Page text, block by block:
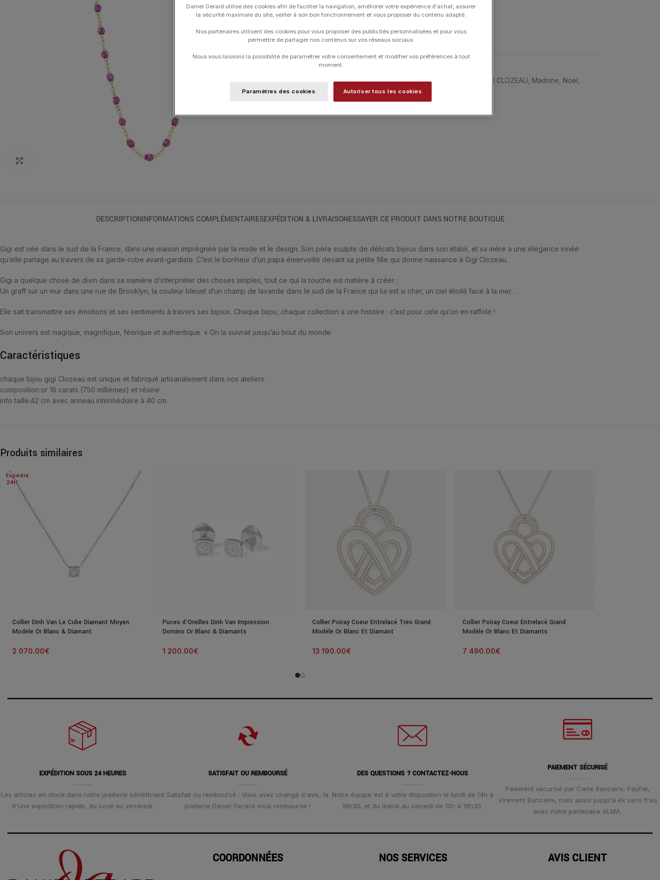
MATIÈRE Effacer
UGS :B1CO002
Catégories : 24H-GIGI, Bijoux Noël, Colliers GIGI CLOZEAU Madone Noël
Typologies
DESCRIPTIONINFORMATIONS COMPLÉMENTAIRESEXPÉDITION & LIVRAISONESSAYER CE PRODUIT DANS NOTRE BOUTIQUE
Gigi est née dans le sud de la France, dans une maison imprégnée par la mode et le design. Son père sculpte de délicats bijoux dans son établi, et sa mère a une élégance innée
qu’elle partage au travers de sa garde-robe avant-gardiste. C’est le bonheur d’un papa émerveillé devant sa petite fille qui donne naissance à Gigi Clozeau.
Gigi a quelque chose de divin dans sa manière d’interpréter des choses simples, tout ce qui la touche est matière à créer :
Un graff sur un mur dans une rue de Brooklyn, la couleur bleuet d’un champ de lavande dans le sud de la France qui lui est si cher, un ciel étoilé face à la mer…
Elle sait transmettre ses émotions et ses sentiments à travers ses bijoux. Chaque bijou, chaque collection a une histoire : c’est pour cela qu’on en raffole !
Son univers est magique, magnifique, féerique et authentique. « On la suivrait jusqu’au bout du monde
Caractéristiques
chaque bijou gigi Clozeau est unique et fabriqué artisanalement dans nos ateliers.
composition:or 18 carats (750 millièmes) et résine
info taille:42 cm avec anneau intermédiaire à 40 cm
Produits similaires
24H
Expédié
Collier Dinh Van Le Cube Diamant Moyen
Modèle Or Blanc & Diamant
2 070.00€
Puces d’Oreilles Dinh Van Impression
Domino Or Blanc & Diamants
1 200.00€
Collier Poiray Coeur Entrelacé Très Grand
Modèle Or Blanc Et Diamant
13 190.00€
Collier Poiray Coeur Entrelacé Grand
Modèle Or Blanc Et Diamants
7 490.00€
EXPÉDITION SOUS 24 HEURES
Les articles en stock dans notre joaillerie bénéficient
d'une expédition rapide, du lundi au vendredi.
SATISFAIT OU REMBOURSÉ
Satisfait ou remboursé : Vous avez changé d'avis, la
joaillerie Daniel Gerard vous rembourse !
DES QUESTIONS ? CONTACTEZ-NOUS
Notre équipe est à votre disposition le lundi de 14h à
18h30, et du mardi au samedi de 10h à 18h30.
PAIEMENT SÉCURISÉ
Paiement sécurisé par Carte Bancaire, PayPal,
Virement Bancaire, mais aussi jusqu'à 4x sans frais
avec notre partenaire ALMA.
COORDONNÉES NOS SERVICES AVIS CLIENT
Daniel Gerard utilise des cookies afin de faciliter la navigation, améliorer votre expérience d'achat, assurer
la sécurité maximale du site, veiller à son bon fonctionnement et vous proposer du contenu adapté.
Nos partenaires utilisent des cookies pour vous proposer des publicités personnalisées et pour vous
permettre de partager nos contenus sur vos réseaux sociaux.
Nous vous laissons la possibilité de paramétrer votre consentement et modifier vos préférences à tout
moment.
Paramètres des cookies Autoriser tous les cookies